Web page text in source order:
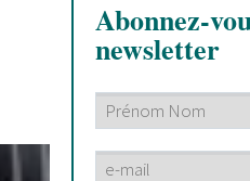
Abonnez-
newsletter